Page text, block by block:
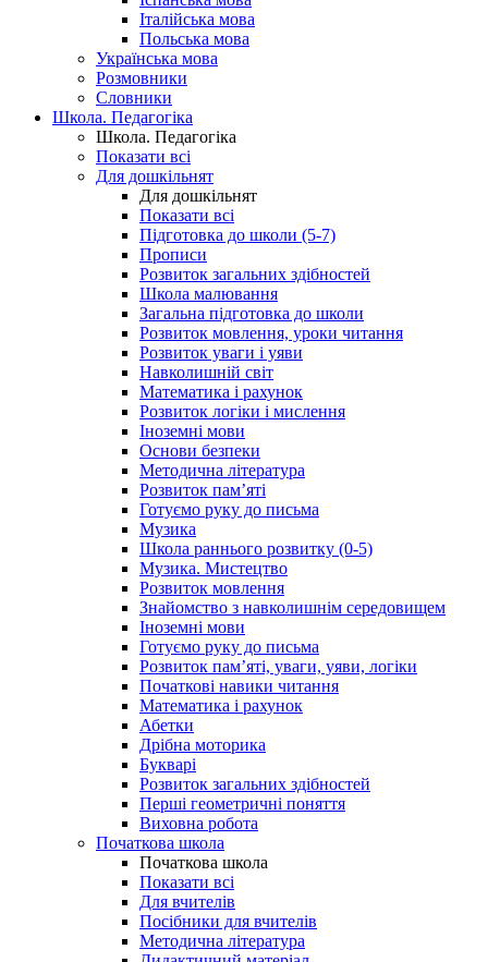
Італійська мова
Польська мова
Українська мова
Розмовники
Словники
Школа. Педагогіка
Школа. Педагогіка
Показати всі
Для дошкільнят
Для дошкільнят
Показати всі
Підготовка до школи (5-7)
Прописи
Розвиток загальних здібностей
Школа малювання
Загальна підготовка до школи
Розвиток мовлення, уроки читання
Розвиток уваги і уяви
Навколишній світ
Математика і рахунок
Розвиток логіки і мислення
Іноземні мови
Основи безпеки
Методична література
Розвиток пам’яті
Готуємо руку до письма
Музика
Школа раннього розвитку (0-5)
Музика. Мистецтво
Розвиток мовлення
Знайомство з навколишнім середовищем
Іноземні мови
Готуємо руку до письма
Розвиток пам’яті, уваги, уяви, логіки
Початкові навики читання
Математика і рахунок
Абетки
Дрібна моторика
Букварі
Розвиток загальних здібностей
Перші геометричні поняття
Виховна робота
Початкова школа
Початкова школа
Показати всі
Для вчителів
Посібники для вчителів
Методична література